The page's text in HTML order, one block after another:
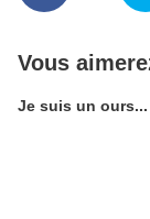
Vous
Je suis un ours...